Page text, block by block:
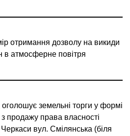
отримання дозволу на викиди
в атмосферне повітря
земельні торги у формі
продажу права власності
вул. Смілянська (біля